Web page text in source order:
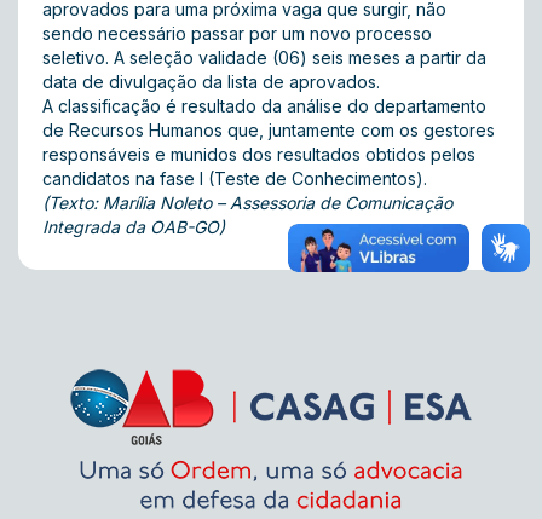
aprovados para uma próxima vaga que surgir, não
sendo necessário passar por um novo processo
seletivo. A seleção validade (06) seis meses a partir da
data de divulgação da lista de aprovados.
A classificação é resultado da análise do departamento
de Recursos Humanos que, juntamente com os gestores
responsáveis e munidos dos resultados obtidos pelos
candidatos na fase I (Teste de Conhecimentos).
(Texto: Marília Noleto – Assessoria de Comunicação
Integrada da OAB-GO)